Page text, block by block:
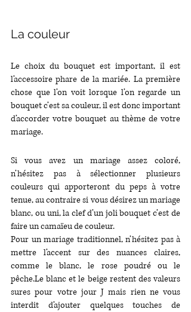
La couleur
Le choix du bouquet est important, il est
l’accessoire phare de la mariée. La première
chose que l’on voit lorsque l’on regarde un
bouquet c’est sa couleur, il est donc important
d’accorder votre bouquet au thème de votre
mariage.
Si vous avez un mariage assez coloré,
n’hésitez pas à sélectionner plusieurs
couleurs qui apporteront du peps à votre
tenue, au contraire si vous désirez un mariage
blanc, ou uni, la clef d’un joli bouquet c’est de
faire un camaïeu de couleur.
Pour un mariage traditionnel, n’hésitez pas à
mettre l’accent sur des nuances claires,
comme le blanc, le rose poudré ou le
pêche.Le blanc et le beige restent des valeurs
sures pour votre jour J mais rien ne vous
interdit d’ajouter quelques touches de